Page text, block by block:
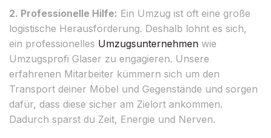
2. Professionelle Hilfe: Ein Umzug ist oft eine große
logistische Herausforderung. Deshalb lohnt es sich,
ein professionelles Umzugsunternehmen wie
Umzugsprofi Glaser zu engagieren. Unsere
erfahrenen Mitarbeiter kümmern sich um den
Transport deiner Möbel und Gegenstände und sorgen
dafür, dass diese sicher am Zielort ankommen.
Dadurch sparst du Zeit, Energie und Nerven.